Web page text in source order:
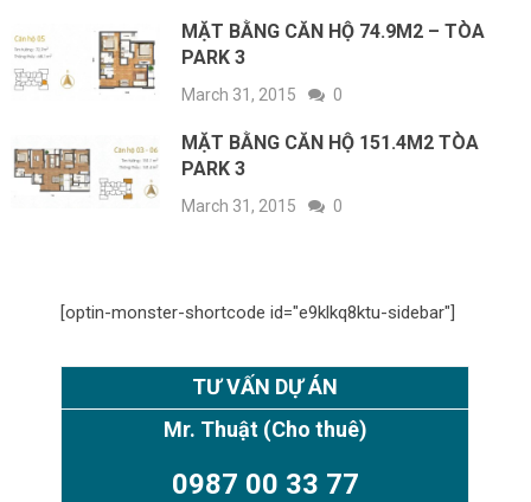
MẶT BẰNG CĂN HỘ 74.9M2 – TÒA
PARK 3
March 31, 2015 0
MẶT BẰNG CĂN HỘ 151.4M2 TÒA
PARK 3
March 31, 2015 0
[optin-monster-shortcode id="e9klkq8ktu-sidebar"]
TƯ VẤN DỰ ÁN
Mr. Thuật (Cho thuê)
0987 00 33 77